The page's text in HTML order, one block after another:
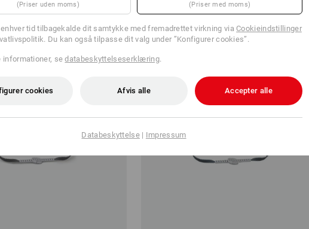
(Priser uden moms) (Priser med moms)
tid tilbagekalde dit samtykke med fremadrettet virkning viaCookieindstillinger
Du kan også tilpasse dit valg under ”Konfigurer cookies”.
informationer, sedatabeskyttelseserklæring.
cookies Afvis alle Accepter alle
Databeskyttelse| Impressum